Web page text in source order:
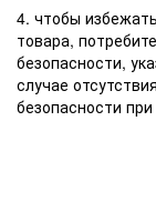
4. чтобы
товара,
безопасности,
случае
безопасности